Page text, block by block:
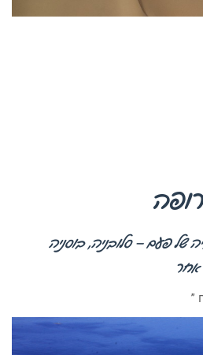
של פעם – סלובניה, בוסניה
אחר
”